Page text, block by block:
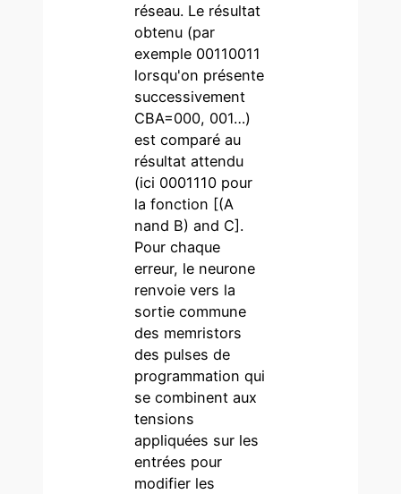
réseau. Le résultat
obtenu (par
exemple 00110011
lorsqu'on présente
successivement
CBA=000, 001…)
est comparé au
résultat attendu
(ici 0001110 pour
la fonction [(A
nand B) and C].
Pour chaque
erreur, le neurone
renvoie vers la
sortie commune
des memristors
des pulses de
programmation qui
se combinent aux
tensions
appliquées sur les
entrées pour
modifier les